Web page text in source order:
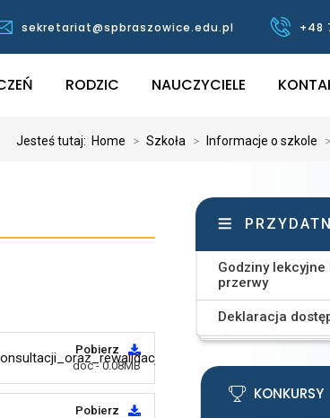
sekretariat@spbraszowice.edu.pl +48
RODZIC NAUCZYCIELE
Jesteś tutaj: Home > Szkoła > Informacje o szkole >
Pobierz
doc - 0.08MB
Pobierz
Godziny lekcyjne
przerwy
Deklaracja
KONKURSY